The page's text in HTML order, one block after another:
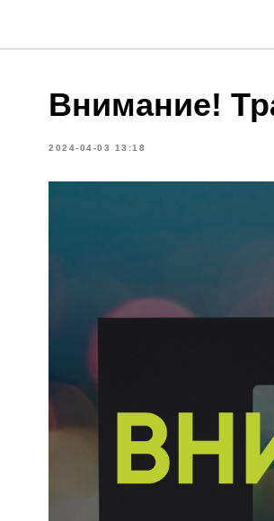
Внимание!
2024-04-03 13:18